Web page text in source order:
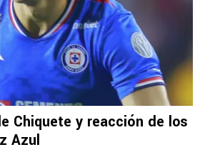
Chiquete y reacción de los
Azul